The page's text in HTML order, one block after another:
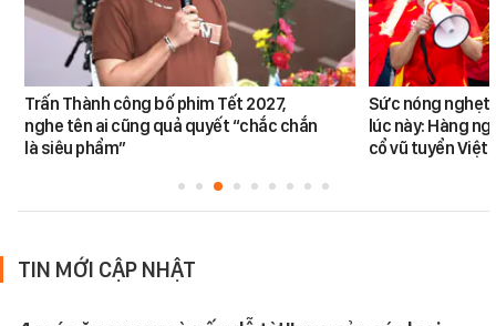
Trấn Thành công bố phim Tết 2027,
nghe tên ai cũng quả quyết “chắc chắn
là siêu phẩm”
Sức nóng nghẹt
lúc này: Hàng
cổ vũ tuyển
TIN MỚI CẬP NHẬT